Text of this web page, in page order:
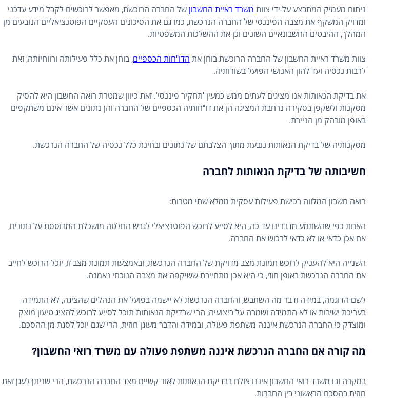
ניתוח מעמיק המתבצע על-ידי צוות משרד ראיית החשבון של החברה הרוכשת, מאפשר לרוכשים לקבל מידע עדכני
ומדויק המשקף את מצבה הפיננסי של החברה הנרכשת, כמו גם את הסיכונים העסקיים הפוטנציאליים הנובעים מן
המהלך, ההיבטים החשבונאיים השונים וכן את ההשלכות המשפטיות.
צוות משרד ראיית החשבון של החברה הרוכשת בוחן את הדו"חות הכספיים, בוחן את כלל פעילותה ורווחיותה, זאת
לרבות נכסיה ועד להון האנושי הפועל בשורותיה.
את בדיקת הנאותות אנו מציגים לעתים ממש כמעין 'תחקיר פיננסי'. זאת כיוון שמטרת רואה החשבון היא להסיק
מסקנות ולשקפן בסקירה נרחבת המציגה הן את דו"חותיה הכספיים של החברה והן נתונים אשר אינם משתקפים
באופן מובהק מן הניירת.
מסקנותיה של בדיקת הנאותות נובעת מתוך הצלבתם של נתונים ובחינת כלל נכסיה של החברה הנרכשת.
חשיבותה של בדיקת הנאותות לחברה
רואה חשבון המלווה רכישת פעילות עסקית ממלא שתי מטרות:
האחת כפי שהשתמע מדברינו עד כה, היא לסייע לרוכש הפוטנציאלי לגבש החלטה מושכלת המבוססת על נתונים,
אם אכן כדאי או לא כדאי לרכוש את החברה.
השנייה היא להעניק לרוכש תמונת מצב מדויקת של החברה הנרכשת, ובאמצעות תמונת מצב זו, יוכל הרוכש לחייב
את החברה הנרכשת באופן חוזי, כי היא אכן מתחייבת ששיקפה את מצבה הנוכחי נאמנה.
לשם הדוגמה, במידה ודבר מה השתבש, והחברה הנרכשת לא יישמה בפועל את הנהלים שהציגה, לא התמידה
בעריכת ישיבות או לא התמידה ושמרה על ביצועיה; הרי שבדיקת הנאותות תוכל לסייע לרוכש להציג טיעון מוצק
ומוצדק כי החברה הנרכשת איננה משתפת פעולה, ובמידה והדבר מעוגן חוזית, הרי שגם יוכל לסגת מן ההסכם.
מה קורה אם החברה הנרכשת איננה משתפת פעולה עם משרד רואי החשבון?
במקרה ובו משרד רואי החשבון איננו צולח בבדיקת הנאותות לאור קשיים מצד החברה הנרכשת, הרי שניתן לעגן זאת
חוזית בהסכם הראשוני בין החברות.